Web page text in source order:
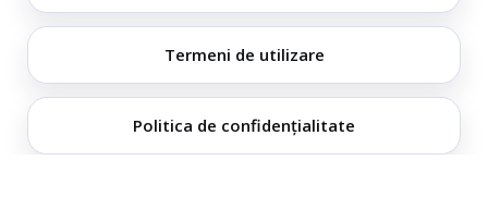
Termeni de utilizare
Politica de confidențialitate